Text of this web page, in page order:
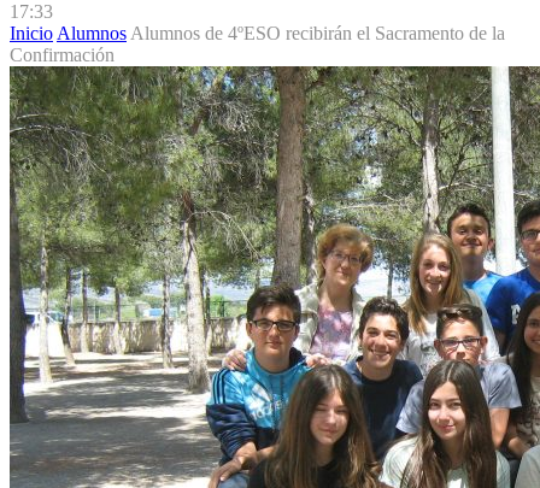
17:33
Inicio Alumnos Alumnos de 4ºESO recibirán el Sacramento de la
Confirmación